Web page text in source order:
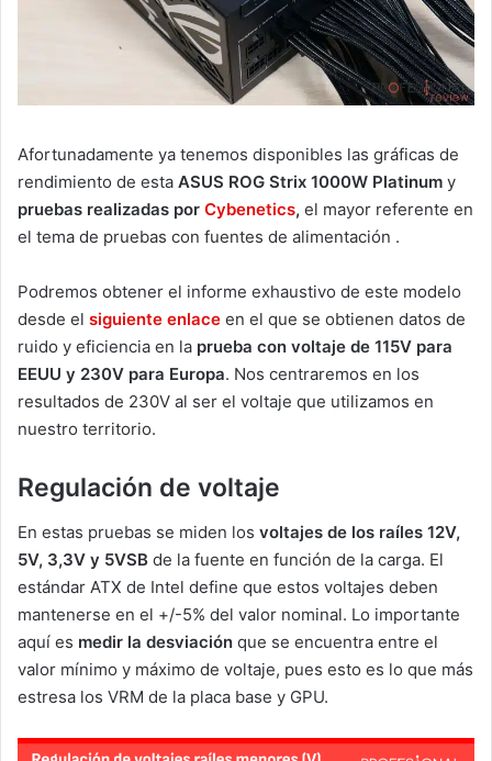
Afortunadamente ya tenemos disponibles las gráficas de
rendimiento de esta ASUS ROG Strix 1000W Platinum y
pruebas realizadas por Cybenetics, el mayor referente en
el tema de pruebas con fuentes de alimentación .
Podremos obtener el informe exhaustivo de este modelo
desde el siguiente enlace en el que se obtienen datos de
ruido y eficiencia en la prueba con voltaje de 115V para
EEUU y 230V para Europa. Nos centraremos en los
resultados de 230V al ser el voltaje que utilizamos en
nuestro territorio.
Regulación de voltaje
En estas pruebas se miden los voltajes de los raíles 12V,
5V, 3,3V y 5VSB de la fuente en función de la carga. El
estándar ATX de Intel define que estos voltajes deben
mantenerse en el +/-5% del valor nominal. Lo importante
aquí es medir la desviación que se encuentra entre el
valor mínimo y máximo de voltaje, pues esto es lo que más
estresa los VRM de la placa base y GPU.